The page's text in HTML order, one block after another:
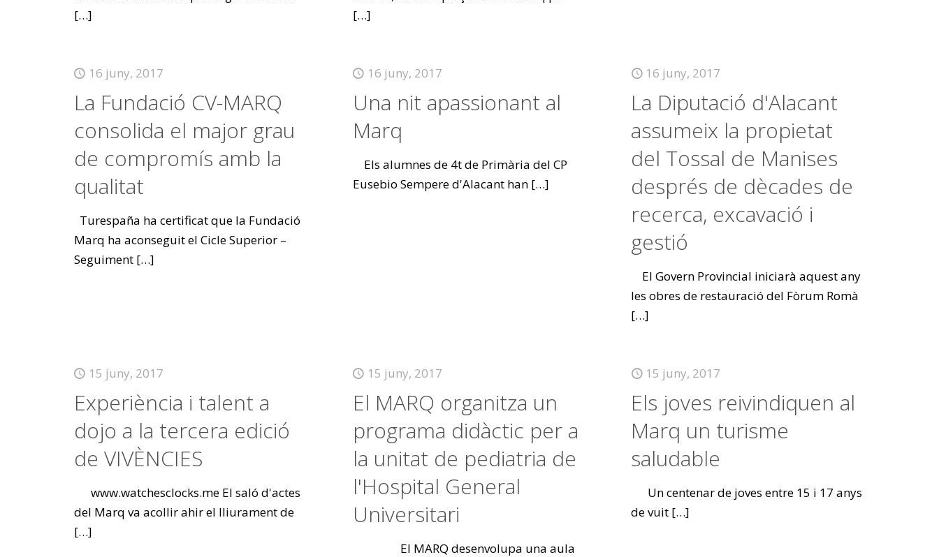
[…]
[…]
16 juny, 2017
La Fundació CV-MARQ
consolida el major grau
de compromís amb la
qualitat
Turespaña ha certificat que la Fundació
Marq ha aconseguit el Cicle Superior –
Seguiment[…]
16 juny, 2017
Una nit apassionant al
Marq
Els alumnes de 4t de Primària del CP
Eusebio Sempere d'Alacant han[…]
16 juny, 2017
La Diputació d'Alacant
assumeix la propietat
del Tossal de Manises
després de dècades de
recerca, excavació i
gestió
El Govern Provincial iniciarà aquest any
les obres de restauració del Fòrum Romà
[…]
15 juny, 2017
Experiència i talent a
dojo a la tercera edició
de VIVÈNCIES
www.watchesclocks.me El saló d'actes
del Marq va acollir ahir el lliurament de
[…]
15 juny, 2017
El MARQ organitza un
programa didàctic per a
la unitat de pediatria de
l'Hospital General
Universitari
El MARQ desenvolupa una aula
15 juny, 2017
Els joves reivindiquen al
Marq un turisme
saludable
Un centenar de joves entre 15 i 17 anys
de vuit […]